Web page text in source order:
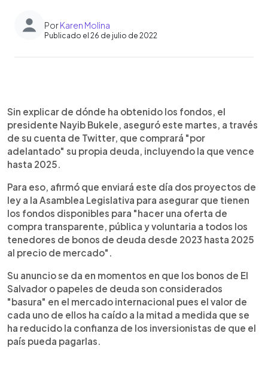
PorKaren Molina
Publicado el 26 de julio de 2022
► Escuchar artículo
Sin explicar de dónde ha obtenido los fondos, el
presidente Nayib Bukele, aseguró este martes, a través
de su cuenta de Twitter, que comprará "por
adelantado" su propia deuda, incluyendo la que vence
hasta 2025.
Para eso, afirmó que enviará este día dos proyectos de
ley a la Asamblea Legislativa para asegurar que tienen
los fondos disponibles para "hacer una oferta de
compra transparente, pública y voluntaria a todos los
tenedores de bonos de deuda desde 2023 hasta 2025
al precio de mercado".
Su anuncio se da en momentos en que los bonos de El
Salvador o papeles de deuda son considerados
"basura" en el mercado internacional pues el valor de
cada uno de ellos ha caído a la mitad a medida que se
ha reducido la confianza de los inversionistas de que el
país pueda pagarlas.